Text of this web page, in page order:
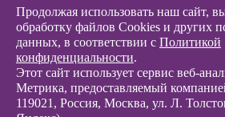
+7 8142 67-23-67
Эл. почта
info@glazunovcons.ru
Продолжая использовать наш сайт,
обработку файлов Cookies и других
данных, в соответствии с Политикой
конфиденциальности.
Этот сайт использует сервис веб-
Метрика, предоставляемый
119021, Россия, Москва, ул. Л.